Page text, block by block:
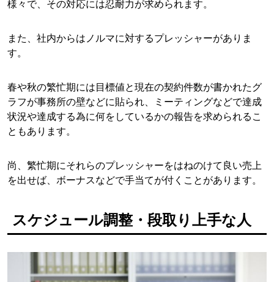
様々で、その対応には忍耐力が求められます。
また、社内からはノルマに対するプレッシャーがありま
す。
春や秋の繁忙期には目標値と現在の契約件数が書かれたグ
ラフが事務所の壁などに貼られ、ミーティングなどで達成
状況や達成する為に何をしているかの報告を求められるこ
ともあります。
尚、繁忙期にそれらのプレッシャーをはねのけて良い売上
を出せば、ボーナスなどで手当てが付くことがあります。
スケジュール調整・段取り上手な人